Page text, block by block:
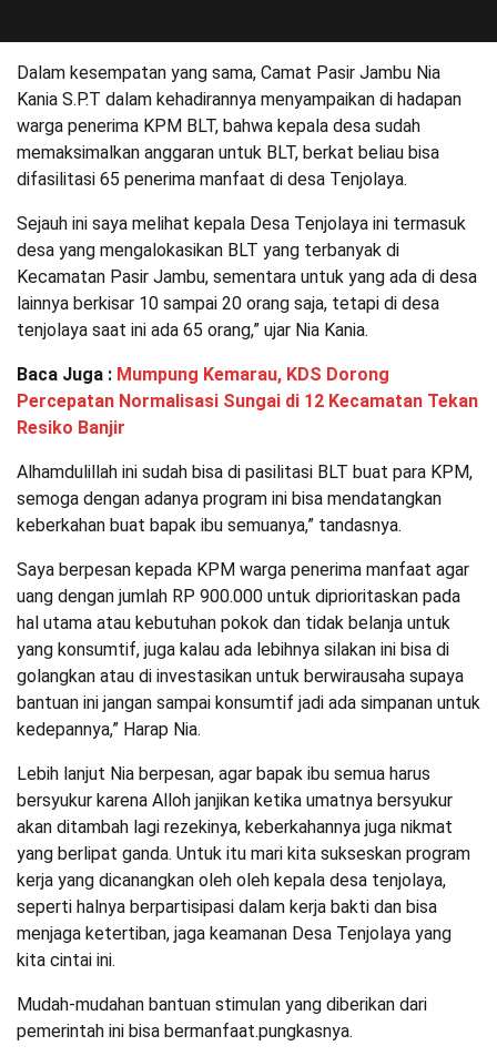
Dalam kesempatan yang sama, Camat Pasir Jambu Nia
Kania S.P.T dalam kehadirannya menyampaikan di hadapan
warga penerima KPM BLT, bahwa kepala desa sudah
memaksimalkan anggaran untuk BLT, berkat beliau bisa
difasilitasi 65 penerima manfaat di desa Tenjolaya.
Sejauh ini saya melihat kepala Desa Tenjolaya ini termasuk
desa yang mengalokasikan BLT yang terbanyak di
Kecamatan Pasir Jambu, sementara untuk yang ada di desa
lainnya berkisar 10 sampai 20 orang saja, tetapi di desa
tenjolaya saat ini ada 65 orang,” ujar Nia Kania.
Baca Juga : Mumpung Kemarau, KDS Dorong
Percepatan Normalisasi Sungai di 12 Kecamatan Tekan
Resiko Banjir
Alhamdulillah ini sudah bisa di pasilitasi BLT buat para KPM,
semoga dengan adanya program ini bisa mendatangkan
keberkahan buat bapak ibu semuanya,” tandasnya.
Saya berpesan kepada KPM warga penerima manfaat agar
uang dengan jumlah RP 900.000 untuk diprioritaskan pada
hal utama atau kebutuhan pokok dan tidak belanja untuk
yang konsumtif, juga kalau ada lebihnya silakan ini bisa di
golangkan atau di investasikan untuk berwirausaha supaya
bantuan ini jangan sampai konsumtif jadi ada simpanan untuk
kedepannya,” Harap Nia.
Lebih lanjut Nia berpesan, agar bapak ibu semua harus
bersyukur karena Alloh janjikan ketika umatnya bersyukur
akan ditambah lagi rezekinya, keberkahannya juga nikmat
yang berlipat ganda. Untuk itu mari kita sukseskan program
kerja yang dicanangkan oleh oleh kepala desa tenjolaya,
seperti halnya berpartisipasi dalam kerja bakti dan bisa
menjaga ketertiban, jaga keamanan Desa Tenjolaya yang
kita cintai ini.
Mudah-mudahan bantuan stimulan yang diberikan dari
pemerintah ini bisa bermanfaat.pungkasnya.